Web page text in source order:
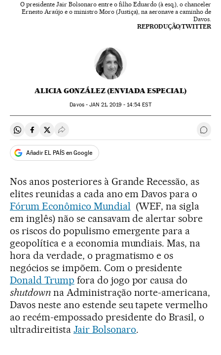
O presidente Jair Bolsonaro entre o filho Eduardo (à esq.), o chanceler
Ernesto Araújo e o ministro Moro (Justiça), na aeronave a caminho de
Davos.
REPRODUÇÃO/TWITTER
ALICIA GONZÁLEZ (ENVIADA ESPECIAL)
Davos -JAN 21, 2019 - 14:54 EST
Compartir en Whatsapp
Compartir en Facebook
Compartir en Twitter
Desplegar Redes Sociales
Añadir EL PAÍS en Google
Nos anos posteriores à Grande Recessão, as
elites reunidas a cada ano em Davos para o
Fórum Econômico Mundial (WEF, na sigla
em inglês) não se cansavam de alertar sobre
os riscos do populismo emergente para a
geopolítica e a economia mundiais. Mas, na
hora da verdade, o pragmatismo e os
negócios se impõem. Com o presidente
Donald Trump fora do jogo por causa do
shutdownna Administração norte-americana,
Davos neste ano estende seu tapete vermelho
ao recém-empossado presidente do Brasil, o
ultradireitista Jair Bolsonaro.